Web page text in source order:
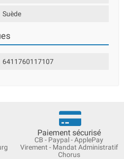
Suède
6411760117107
Paiement sécurisé
CB - Paypal - ApplePay
Virement - Mandat Administratif
Chorus